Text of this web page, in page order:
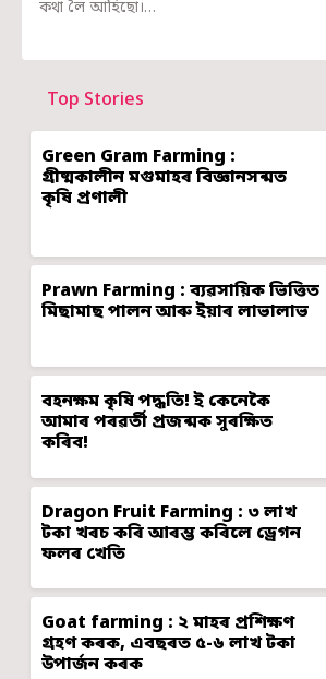
কথা লৈ আহিছো।…
Top Stories
Green Gram Farming :
গ্ৰীষ্মকালীন মগুমাহৰ বিজ্ঞানসন্মত
কৃষি প্ৰণালী
Prawn Farming : ব্যৱসায়িক ভিত্তিত
মিছামাছ পালন আৰু ইয়াৰ লাভালাভ
বহনক্ষম কৃষি পদ্ধতি! ই কেনেকৈ
আমাৰ পৰৱৰ্তী প্ৰজন্মক সুৰক্ষিত
কৰিব!
Dragon Fruit Farming : ৩ লাখ
টকা খৰচ কৰি আৰম্ভ কৰিলে ড্ৰেগন
ফলৰ খেতি
Goat farming : ২ মাহৰ প্ৰশিক্ষণ
গ্ৰহণ কৰক, এবছৰত ৫-৬ লাখ টকা
উপাৰ্জন কৰক